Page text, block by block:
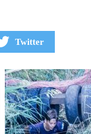
Twitter